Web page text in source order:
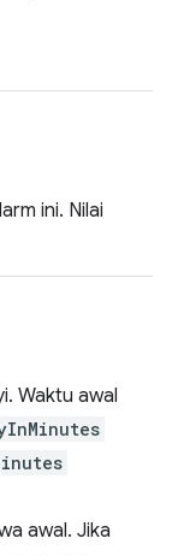
ini. Nilai
Waktu awal
awal. Jika